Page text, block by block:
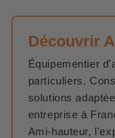
Découvrir
Équipementier
particuliers.
solutions
entreprise à
Ami-hauteur,